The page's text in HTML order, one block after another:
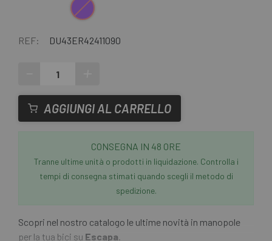
Viola
REF: DU43ER42411090
AGGIUNGI AL CARRELLO
CONSEGNA IN 48 ORE
Tranne ultime unità o prodotti in liquidazione. Controlla i
tempi di consegna stimati quando scegli il metodo di
spedizione.
Scopri nel nostro catalogo le ultime novità in manopole
per la tua bici su Escapa.